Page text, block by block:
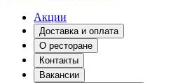
Акции
Доставка и оплата
О ресторане
Контакты
Вакансии